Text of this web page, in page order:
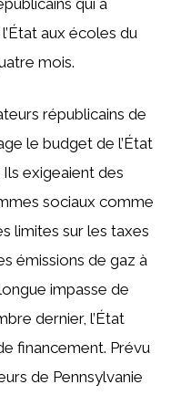
aux écoles du
mois.
républicains de
le budget de l’État
exigeaient des
sociaux comme
limites sur les taxes
émissions de gaz à
impasse de
dernier, l’État
financement. Prévu
de Pennsylvanie